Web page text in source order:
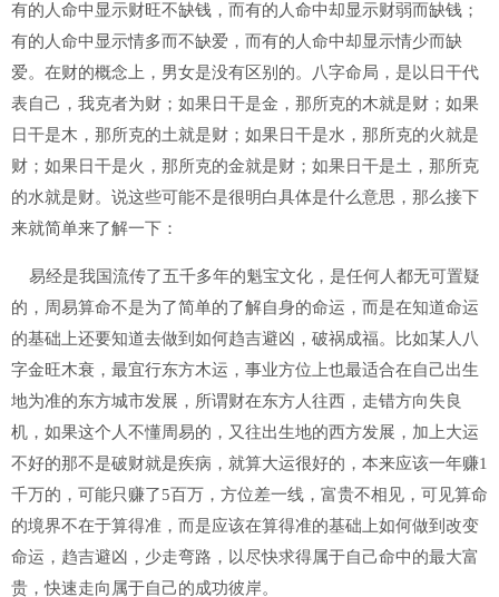
有的人命中显示财旺不缺钱，而有的人命中却显示财弱而缺钱；
有的人命中显示情多而不缺爱，而有的人命中却显示情少而缺
爱。在财的概念上，男女是没有区别的。八字命局，是以日干代
表自己，我克者为财；如果日干是金，那所克的木就是财；如果
日干是木，那所克的土就是财；如果日干是水，那所克的火就是
财；如果日干是火，那所克的金就是财；如果日干是土，那所克
的水就是财。说这些可能不是很明白具体是什么意思，那么接下
来就简单来了解一下：
易经是我国流传了五千多年的魁宝文化，是任何人都无可置疑
的，周易算命不是为了简单的了解自身的命运，而是在知道命运
的基础上还要知道去做到如何趋吉避凶，破祸成福。比如某人八
字金旺木衰，最宜行东方木运，事业方位上也最适合在自己出生
地为准的东方城市发展，所谓财在东方人往西，走错方向失良
机，如果这个人不懂周易的，又往出生地的西方发展，加上大运
不好的那不是破财就是疾病，就算大运很好的，本来应该一年赚1
千万的，可能只赚了5百万，方位差一线，富贵不相见，可见算命
的境界不在于算得准，而是应该在算得准的基础上如何做到改变
命运，趋吉避凶，少走弯路，以尽快求得属于自己命中的最大富
贵，快速走向属于自己的成功彼岸。